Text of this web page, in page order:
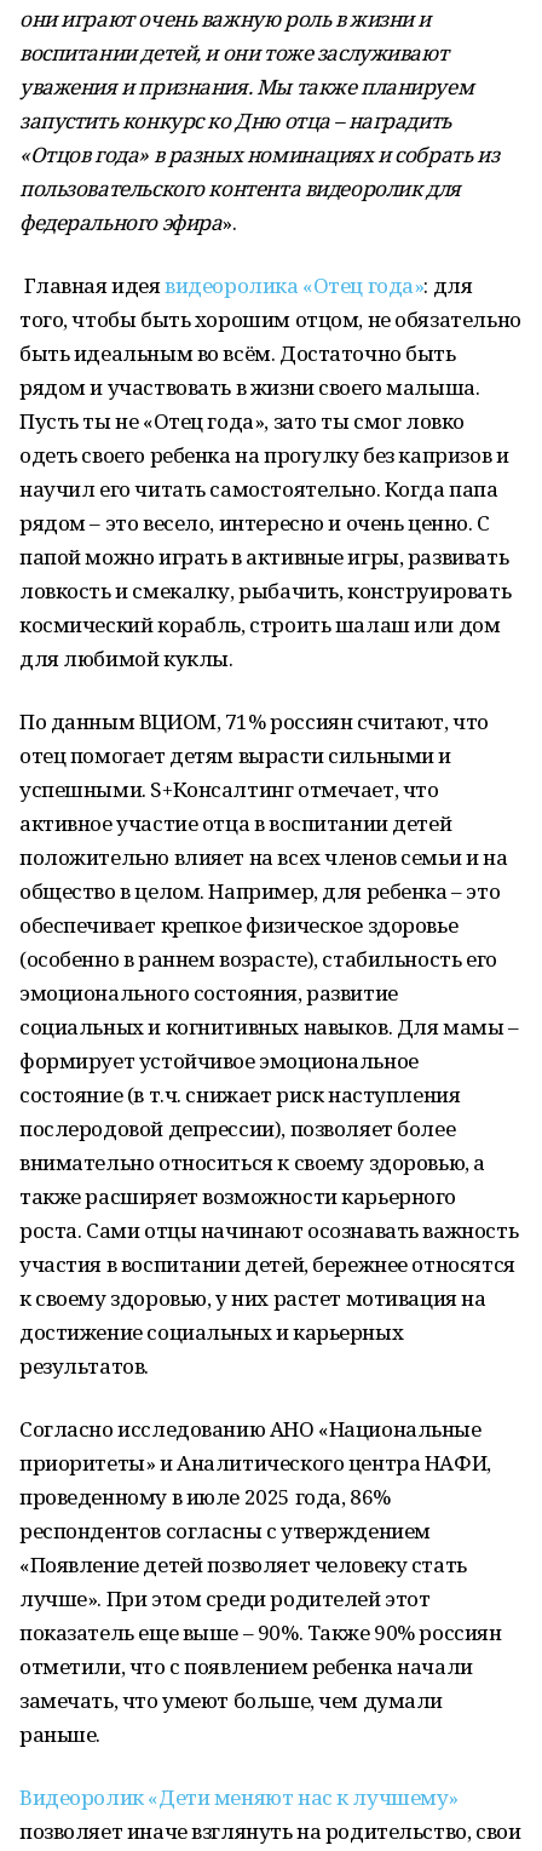
они играют очень важную роль в жизни и
воспитании детей, и они тоже заслуживают
уважения и признания. Мы также планируем
запустить конкурс ко Дню отца – наградить
«Отцов года» в разных номинациях и собрать из
пользовательского контента видеоролик для
федерального эфира».
Главная идеявидеоролика «Отец года»: для
того, чтобы быть хорошим отцом, не обязательно
быть идеальным во всём. Достаточно быть
рядом и участвовать в жизни своего малыша.
Пусть ты не «Отец года», зато ты смог ловко
одеть своего ребенка на прогулку без капризов и
научил его читать самостоятельно. Когда папа
рядом – это весело, интересно и очень ценно. С
папой можно играть в активные игры, развивать
ловкость и смекалку, рыбачить, конструировать
космический корабль, строить шалаш или дом
для любимой куклы.
По данным ВЦИОМ, 71% россиян считают, что
отец помогает детям вырасти сильными и
успешными. S+Консалтинг отмечает, что
активное участие отца в воспитании детей
положительно влияет на всех членов семьи и на
общество в целом. Например, для ребенка – это
обеспечивает крепкое физическое здоровье
(особенно в раннем возрасте), стабильность его
эмоционального состояния, развитие
социальных и когнитивных навыков. Для мамы –
формирует устойчивое эмоциональное
состояние (в т.ч. снижает риск наступления
послеродовой депрессии), позволяет более
внимательно относиться к своему здоровью, а
также расширяет возможности карьерного
роста. Сами отцы начинают осознавать важность
участия в воспитании детей, бережнее относятся
к своему здоровью, у них растет мотивация на
достижение социальных и карьерных
результатов.
Согласно исследованию АНО «Национальные
приоритеты» и Аналитического центра НАФИ,
проведенному в июле 2025 года, 86%
респондентов согласны с утверждением
«Появление детей позволяет человеку стать
лучше». При этом среди родителей этот
показатель еще выше – 90%. Также 90% россиян
отметили, что с появлением ребенка начали
замечать, что умеют больше, чем думали
раньше.
Видеоролик «Дети меняют нас к лучшему»
позволяет иначе взглянуть на родительство, свои